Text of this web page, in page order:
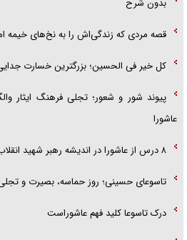
بدون شرح
قصه مردی که زندگی‌اش را به نخ‌های خیمه
کل خیر فی الحسین؛ بزرگترین خسارت
پیوند شور و شعور؛ تجلی فرهنگ ایثار
عاشورا
۸ درس از عاشورا در اندیشه رهبر شهید انقلاب اسلامی
تاسوعای حسینی؛ روز حماسه، بصیرت و تجلی
درک تاسوعا کلید فهم عاشوراست